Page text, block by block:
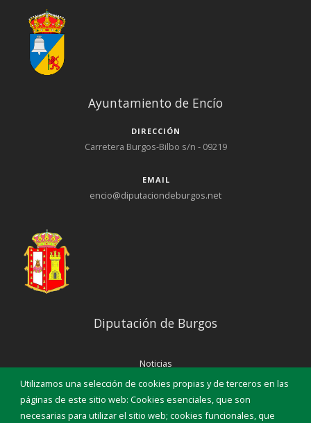
Utilizamos una selección de cookies propias y de terceros en las
páginas de este sitio web: Cookies esenciales, que son
necesarias para utilizar el sitio web; cookies funcionales, que
Ayuntamiento de Encío
DIRECCIÓN
Carretera Burgos-Bilbo s/n - 09219
EMAIL
encio@diputaciondeburgos.net
Diputación de Burgos
Noticias
Eventos
Corporación Municipal
Teléfonos de interés